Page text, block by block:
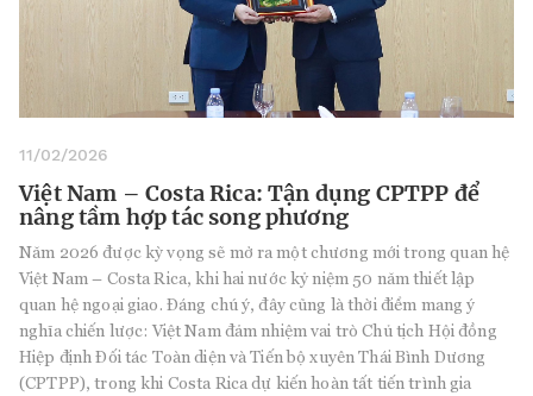
11/02/2026
Việt Nam – Costa Rica: Tận dụng CPTPP để
nâng tầm hợp tác song phương
Năm 2026 được kỳ vọng sẽ mở ra một chương mới trong quan hệ
Việt Nam – Costa Rica, khi hai nước kỷ niệm 50 năm thiết lập
quan hệ ngoại giao. Đáng chú ý, đây cũng là thời điểm mang ý
nghĩa chiến lược: Việt Nam đảm nhiệm vai trò Chủ tịch Hội đồng
Hiệp định Đối tác Toàn diện và Tiến bộ xuyên Thái Bình Dương
(CPTPP), trong khi Costa Rica dự kiến hoàn tất tiến trình gia